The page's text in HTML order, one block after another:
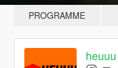
PROGRAMME
heuuu